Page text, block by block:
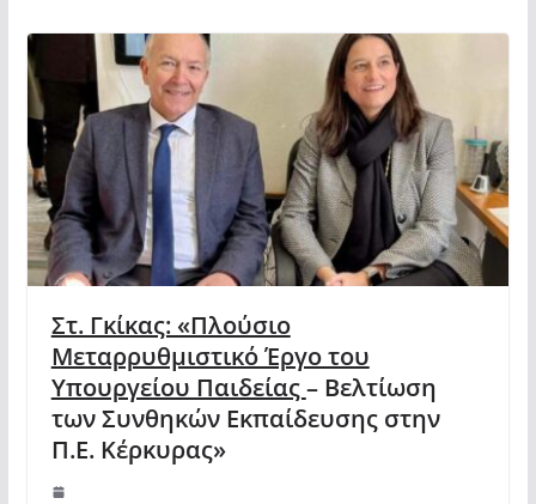
Στ. Γκίκας: «Πλούσιο
Μεταρρυθμιστικό Έργο του
Υπουργείου Παιδείας– Βελτίωση
των Συνθηκών Εκπαίδευσης στην
Π.Ε. Κέρκυρας»